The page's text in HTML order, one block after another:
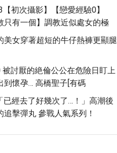
【初次攝影】【戀愛經驗0】
只有一個】調教近似處女的極
美女穿著超短的牛仔熱褲更顯腿
被討厭的絶倫公公在危險日盯上
到懷孕… 高橋聖子[有碼
已經去了好幾次了…！」高潮後
追擊彈丸 參戰人氣系列！